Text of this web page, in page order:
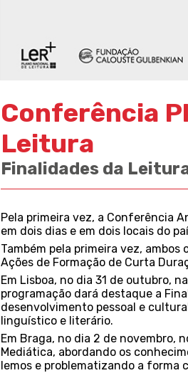
Conferência
Leitura
Finalidades da
Pela primeira vez, a Conferência
em dois dias e em dois locais do
Também pela primeira vez, ambos
Ações de Formação de Curta
Em Lisboa, no dia 31 de outubro,
programação dará destaque a
desenvolvimento pessoal e
linguístico e literário.
Em Braga, no dia 2 de novembro,
Mediática, abordando os
lemos e problematizando a forma